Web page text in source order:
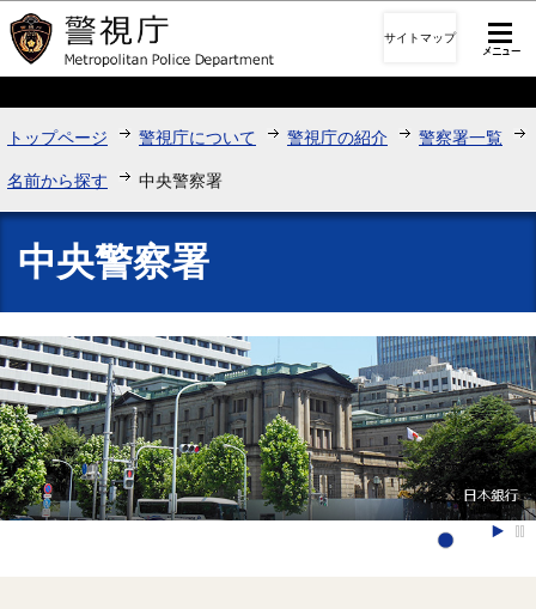
このページの本文へ移動
サイトマップ
トップページ 警視庁について 警視庁の紹介 警察署一覧
名前から探す 中央警察署
中央警察署